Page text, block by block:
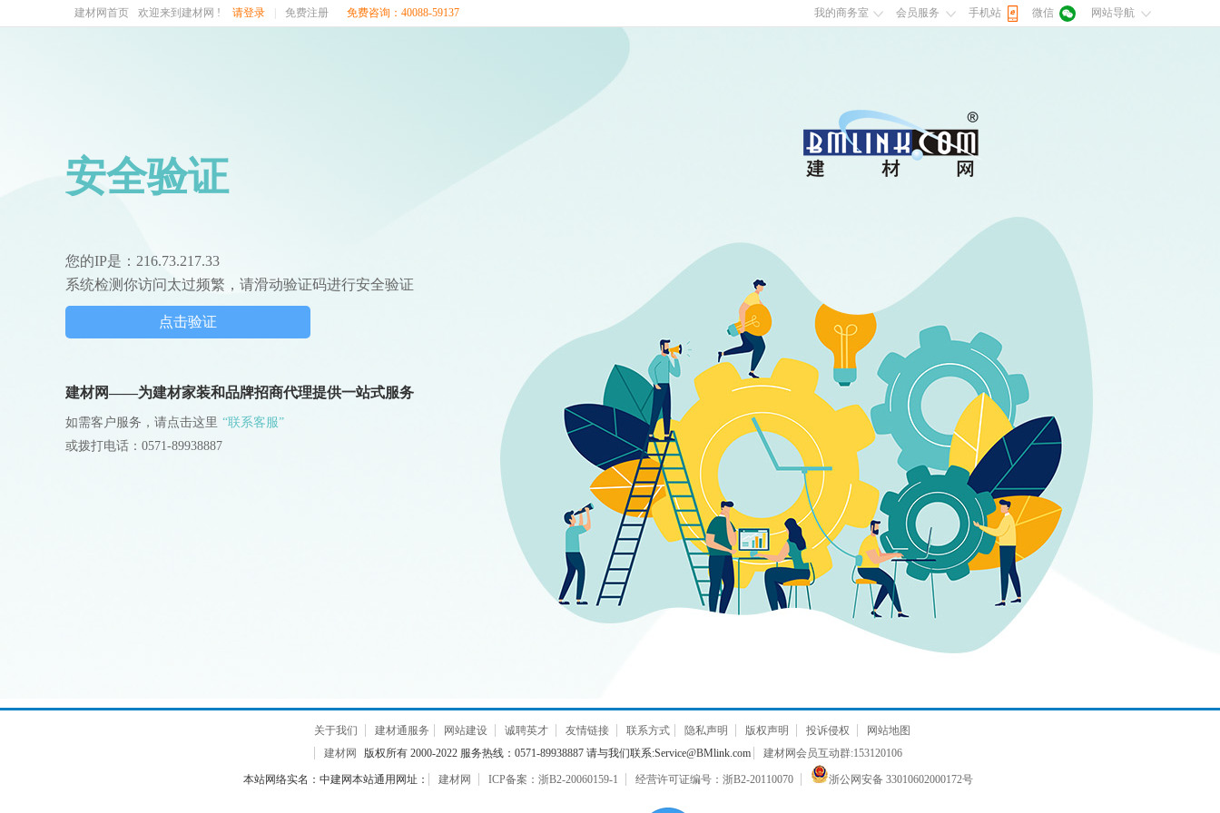
建材网首页 欢迎来到建材网 ! 请登录 免费注册 免费咨询：40088-59137 我的商务室 会员服务 手机站 微信 网站导航
安全验证
您的IP是：216.73.217.33
系统检测你访问太过频繁，请滑动验证码进行安全验证
点击验证
建材网——为建材家装和品牌招商代理提供一站式服务
如需客户服务，请点击这里 “联系客服”
或拨打电话：0571-89938887
关于我们 建材通服务 网站建设 诚聘英才 友情链接 联系方式 隐私声明 版权声明 投诉侵权
网站地图
建材网
版权所有 2000-2022 服务热线：0571-89938887 请与我们联系:Service@BMlink.com 建材网会员互动群:153120106
本站网络实名：中建网本站通用网址： 建材网 ICP备案：浙B2-20060159-1 经营许可证编号：浙B2-20110070 浙公网安备 33010602000172号